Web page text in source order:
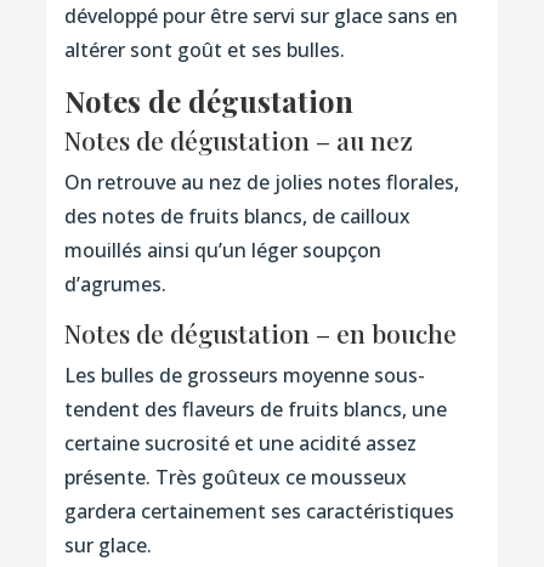
développé pour être servi sur glace sans en
altérer sont goût et ses bulles.
Notes de dégustation
Notes de dégustation – au nez
On retrouve au nez de jolies notes florales,
des notes de fruits blancs, de cailloux
mouillés ainsi qu’un léger soupçon
d’agrumes.
Notes de dégustation – en bouche
Les bulles de grosseurs moyenne sous-
tendent des flaveurs de fruits blancs, une
certaine sucrosité et une acidité assez
présente. Très goûteux ce mousseux
gardera certainement ses caractéristiques
sur glace.